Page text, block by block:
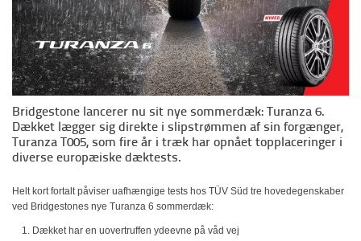
Bridgestone lancerer nu sit nye sommerdæk: Turanza 6.
Dækket lægger sig direkte i slipstrømmen af sin forgænger,
Turanza T005, som fire år i træk har opnået topplaceringer i
diverse europæiske dæktests.
Helt kort fortalt påviser uafhængige tests hos TÜV Süd tre hovedegenskaber
ved Bridgestones nye Turanza 6 sommerdæk:
Dækket har en uovertruffen ydeevne på våd vej